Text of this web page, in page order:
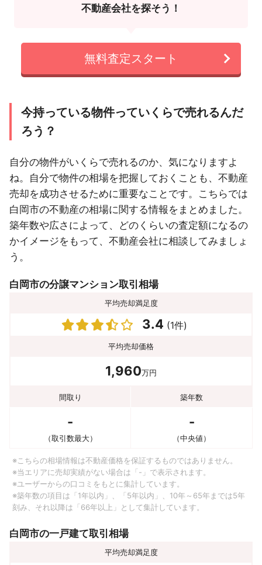
不動産会社を探そう！
無料査定スタート
今持っている物件っていくらで売れるんだ
ろう？
自分の物件がいくらで売れるのか、気になりますよ
ね。自分で物件の相場を把握しておくことも、不動産
売却を成功させるために重要なことです。こちらでは
白岡市の不動産の相場に関する情報をまとめました。
築年数や広さによって、どのくらいの査定額になるの
かイメージをもって、不動産会社に相談してみましょ
う。
白岡市の分譲マンション取引相場
平均売却満足度
3.4 (1件)
平均売却価格
1,960万円
間取り 築年数
-
（取引数最大）
-
（中央値）
※こちらの相場情報は不動産価格を保証するものではありません。
※当エリアに売却実績がない場合は「-」で表示されます。
※ユーザーからの口コミをもとに集計しています。
※築年数の項目は「1年以内」、「5年以内」、10年～65年までは5年
刻み、それ以降は「66年以上」として集計しています。
白岡市の一戸建て取引相場
平均売却満足度